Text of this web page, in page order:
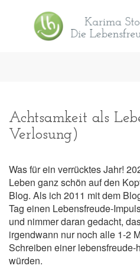
Achtsamkeit als
Verlosung)
Was für ein verrücktes Jahr!
Leben ganz schön auf den
Blog. Als ich 2011 mit dem
Tag einen Lebensfreude-
und nimmer daran gedacht,
irgendwann nur noch alle 1-2
Schreiben einer lebensfreude-
würden.